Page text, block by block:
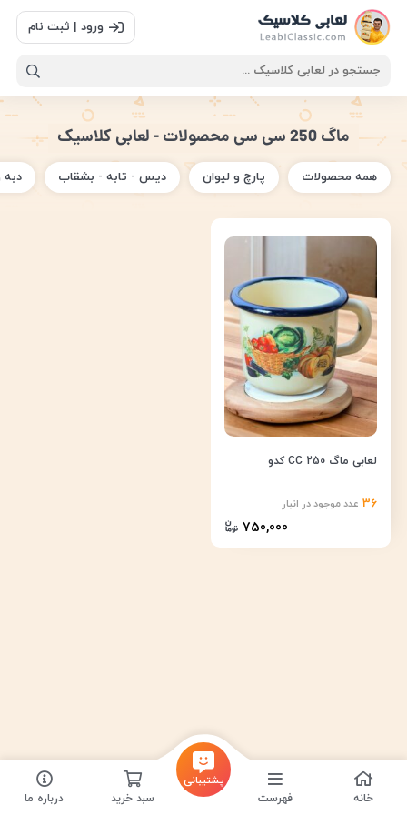
ورود | ثبت نام
ماگ 250 سی سی محصولات - لعابی کلاسیک
همه محصولات پارچ و لیوان دیس - تابه - بشقاب
36 عدد موجود در انبار
لعابی ماگ 250 CC کدو
750,000
خانه فهرست درباره ما سبد خرید
پشتیبانی